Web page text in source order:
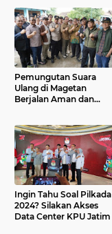
Pemungutan Suara
Ulang di Magetan
Berjalan Aman dan
Ingin Tahu Soal Pilkada
2024? Silakan Akses
Data Center KPU Jatim